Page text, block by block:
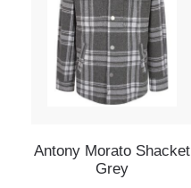
Antony Morato Shacket
Grey